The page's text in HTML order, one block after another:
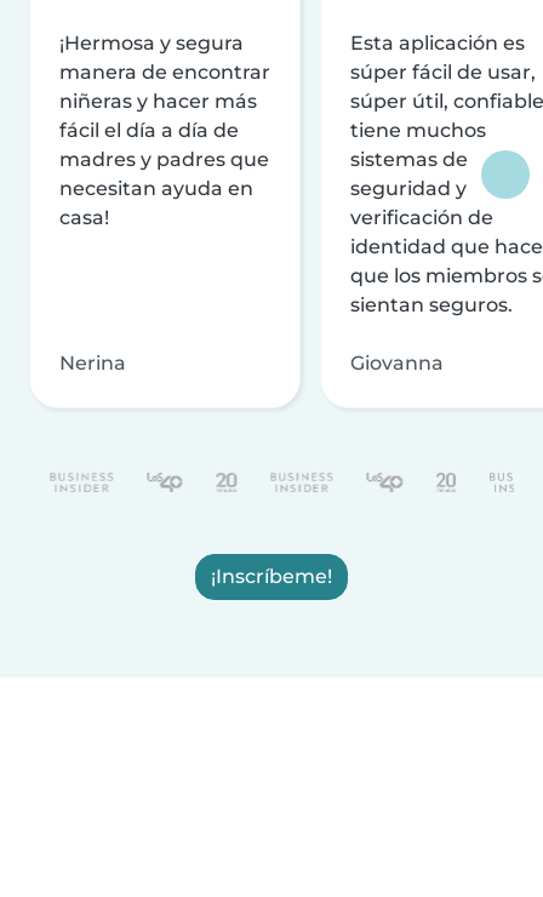
¡Hermosa y segura
manera de encontrar
niñeras y hacer más
fácil el día a día de
madres y padres que
necesitan ayuda en
casa!
Nerina
Esta aplicación es
súper fácil de usar,
súper útil,
tiene muchos
sistemas de
seguridad y
verificación de
identidad que
que los miembros
sientan seguros.
Giovanna
¡Inscríbeme!